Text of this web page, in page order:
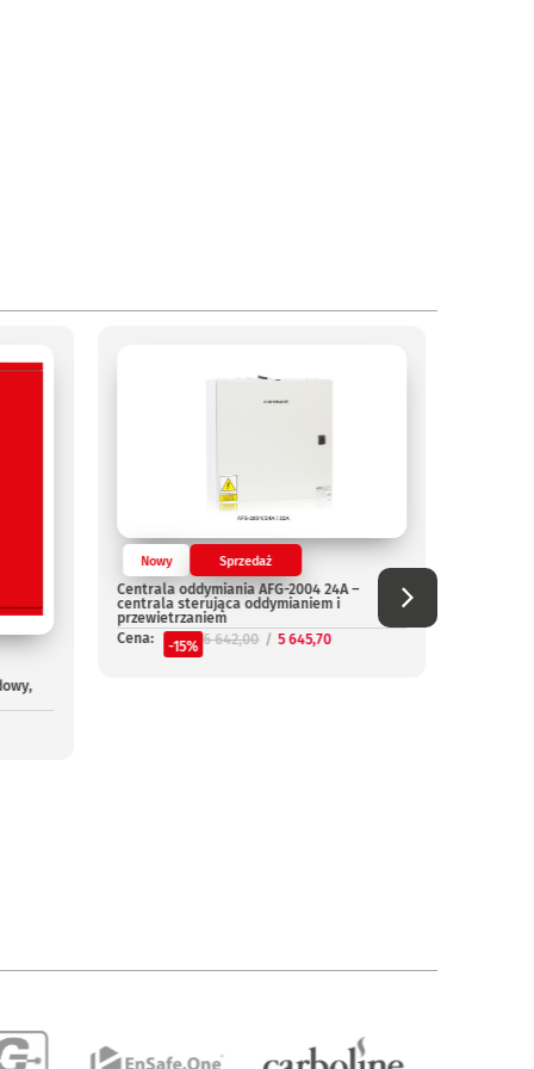
Nowy Sprzedaż
Centrala oddymiania AFG-2004 24A –
centrala sterująca oddymianiem i
przewietrzaniem
Cena:
-15% 6 642,00 5 645,70